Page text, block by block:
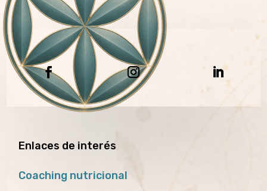
Enlaces de interés
Coaching nutricional